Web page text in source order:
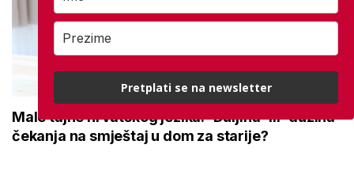
Male tajne hrvatskog jezika: 'Duljina' ili 'dužina'
čekanja na smještaj u dom za starije?
Pretplati se na newsletter